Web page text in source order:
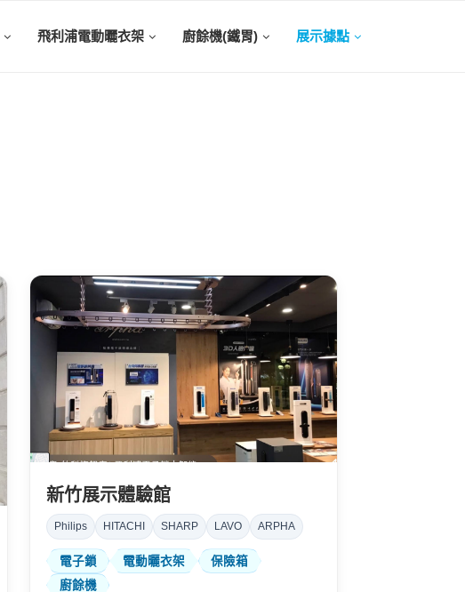
飛利浦電動曬衣架 廚餘機(鐵胃) 展示據點
新竹展示體驗館
Philips HITACHI SHARP LAVO ARPHA
電子鎖 電動曬衣架
保險箱
廚餘機